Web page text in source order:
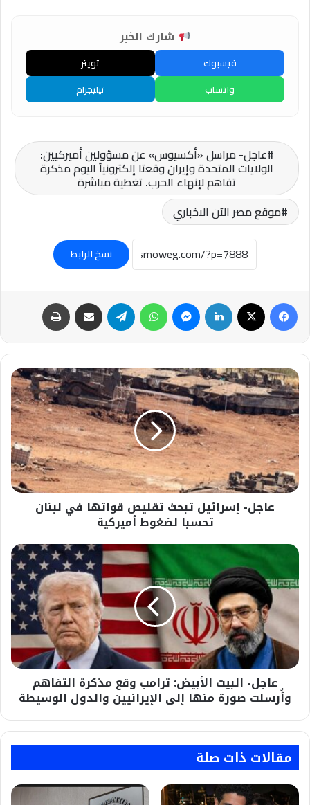
شارك الخبر
فيسبوك
تويتر
واتساب
تيليجرام
عاجل- مراسل «أكسيوس» عن مسؤولين أميركيين:
الولايات المتحدة وإيران وقعتا إلكترونياً اليوم مذكرة
تفاهم لإنهاء الحرب. تغطية مباشرة
موقع مصر الآن الاخباري
نسخ الرابط
فيسبوك لينكدإن ماسنجر واتساب تيلقرام مشاركة عبر البريد
عاجل-
إسرائيل
تبحث
تقليص
قواتها
في
لبنان
تحسبا
لضغوط
أميركيةعاجل- إسرائيل تبحث تقليص قواتها في لبنان
تحسبا لضغوط أميركية
عاجل-
الأبيض:
ترامب
وقع
مذكرة
التفاهم
وأُرسلت
صورة
إلى
الإيرانيين
والدول
عاجل- البيت الأبيض: ترامب وقع مذكرة التفاهم
وأُرسلت صورة منها إلى الإيرانيين والدول الوسيطة
مقالات ذات صلة